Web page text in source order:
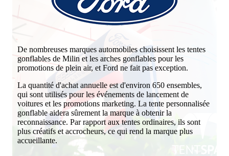
De nombreuses marques automobiles choisissent les tentes
gonflables de Milin et les arches gonflables pour les
promotions de plein air, et Ford ne fait pas exception.
La quantité d'achat annuelle est d'environ 650 ensembles,
qui sont utilisés pour les événements de lancement de
voitures et les promotions marketing. La tente personnalisée
gonflable aidera sûrement la marque à obtenir la
reconnaissance. Par rapport aux tentes ordinaires, ils sont
plus créatifs et accrocheurs, ce qui rend la marque plus
accueillante.